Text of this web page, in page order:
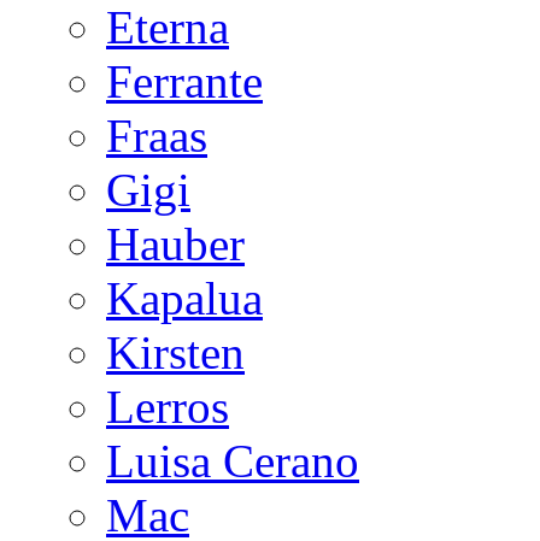
Eterna
Ferrante
Fraas
Gigi
Hauber
Kapalua
Kirsten
Lerros
Luisa Cerano
Mac